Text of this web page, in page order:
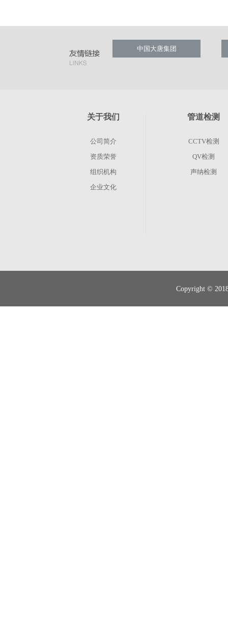
中国大唐集团
Copyright ©
关于我们
公司简介
资质荣誉
组织机构
企业文化
管道检测
CCTV检测
QV检测
声纳检测